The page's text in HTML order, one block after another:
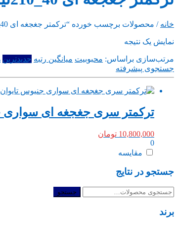
خانه / محصولات برچسب خورده “ترکمتر جغجغه ای 40_210نیوتن”
نمایش یک نتیجه
مرتب‌سازی براساس: محبوبیت میانگین رتبه جدیدترین
جستجوی پیشرفته
ترکمتر سری جغجغه ای سواری جنیوس تایوان
10,800,000 تومان
0
مقایسه
جستجو در نتایج
جستجو
جستجو
برند